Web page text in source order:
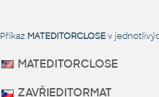
Příkaz MATEDITORCLOSEv
MATEDITORCLOSE
ZAVŘIEDITORMAT